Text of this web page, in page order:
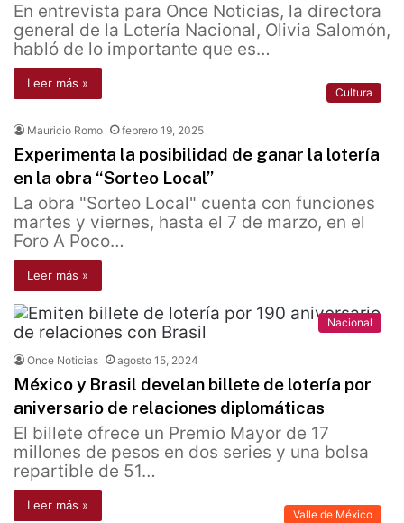
En entrevista para Once Noticias, la directora
general de la Lotería Nacional, Olivia Salomón,
habló de lo importante que es…
Leer más »
Cultura
Mauricio Romo febrero 19, 2025
Experimenta la posibilidad de ganar la lotería
en la obra “Sorteo Local”
La obra "Sorteo Local" cuenta con funciones
martes y viernes, hasta el 7 de marzo, en el
Foro A Poco…
Leer más »
Nacional
Once Noticias agosto 15, 2024
México y Brasil develan billete de lotería por
aniversario de relaciones diplomáticas
El billete ofrece un Premio Mayor de 17
millones de pesos en dos series y una bolsa
repartible de 51…
Leer más »
Valle de México